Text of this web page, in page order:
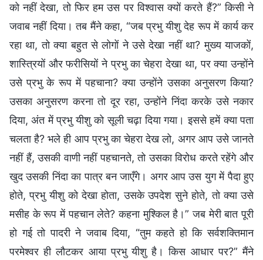
को नहीं देखा, तो फिर हम उस पर विश्वास क्यों करते हैं?” किसी ने
जवाब नहीं दिया। तब मैंने कहा, “जब प्रभु यीशु देह रूप में कार्य कर
रहा था, तो क्या बहुत से लोगों ने उसे देखा नहीं था? मुख्य याजकों,
शास्त्रियों और फरीसियों ने प्रभु का चेहरा देखा था, पर क्या उन्होंने
उसे प्रभु के रूप में पहचाना? क्या उन्होंने उसका अनुसरण किया?
उसका अनुसरण करना तो दूर रहा, उन्होंने निंदा करके उसे नकार
दिया, अंत में प्रभु यीशु को सूली चढ़ा दिया गया। इससे हमें क्या पता
चलता है? भले ही आप प्रभु का चेहरा देख लो, अगर आप उसे जानते
नहीं हैं, उसकी वाणी नहीं पहचानते, तो उसका विरोध करते रहेंगे और
खुद उसकी निंदा का पात्र बन जाएँगे। अगर आप उस युग में पैदा हुए
होते, प्रभु यीशु को देखा होता, उसके उपदेश सुने होते, तो क्या उसे
मसीह के रूप में पहचान लेते? कहना मुश्किल है।” जब मेरी बात पूरी
हो गई तो पादरी ने जवाब दिया, “तुम कहते हो कि सर्वशक्तिमान
परमेश्वर ही लौटकर आया प्रभु यीशु है। किस आधार पर?” मैंने